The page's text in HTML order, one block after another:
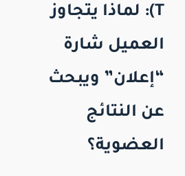
T): لماذا يتجاوز
العميل شارة
“إعلان” ويبحث
عن النتائج
العضوية؟